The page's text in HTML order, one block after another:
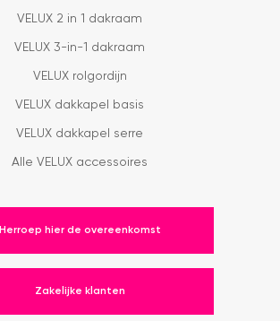
VELUX 2 in 1 dakraam
VELUX 3-in-1 dakraam
VELUX rolgordijn
VELUX dakkapel basis
VELUX dakkapel serre
Alle VELUX accessoires
Herroep hier de overeenkomst
Zakelijke klanten